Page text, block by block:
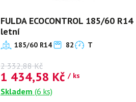
FULDA ECOCONTROL 185/60 R14
letní
185/60 R14 82 T
2 332,88 Kč
1 434,58 Kč / ks
Skladem (6 ks)